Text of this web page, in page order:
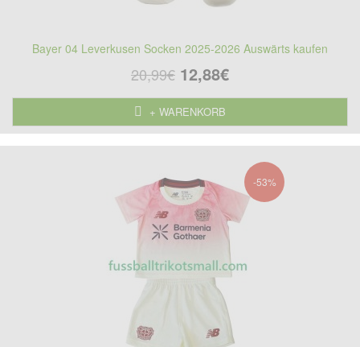
Bayer 04 Leverkusen Socken 2025-2026 Auswärts kaufen
20,99€ 12,88€
+ WARENKORB
-53%